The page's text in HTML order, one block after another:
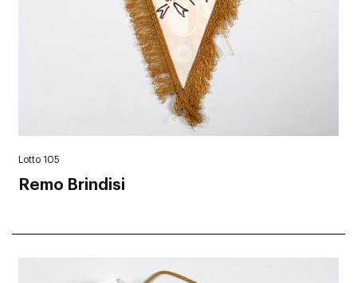
Lotto 105
Remo Brindisi